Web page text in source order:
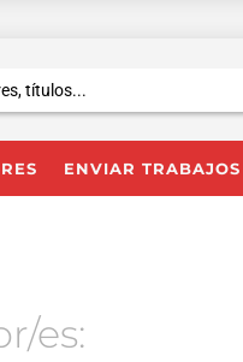
ENVIAR TRABAJOS
es: